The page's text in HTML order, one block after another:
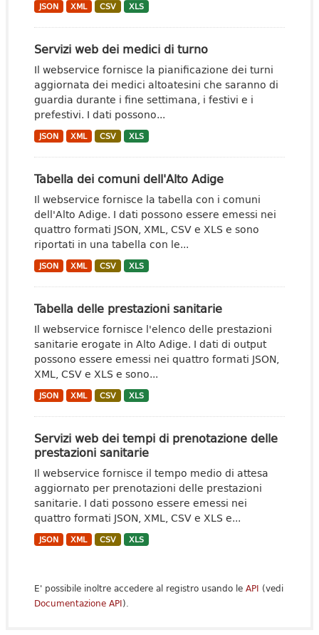
JSON XML CSV XLS
Servizi web dei medici di turno
Il webservice fornisce la pianificazione dei turni
aggiornata dei medici altoatesini che saranno di
guardia durante i fine settimana, i festivi e i
prefestivi. I dati possono...
JSON XML CSV XLS
Tabella dei comuni dell'Alto Adige
Il webservice fornisce la tabella con i comuni
dell'Alto Adige. I dati possono essere emessi nei
quattro formati JSON, XML, CSV e XLS e sono
riportati in una tabella con le...
JSON XML CSV XLS
Tabella delle prestazioni sanitarie
Il webservice fornisce l'elenco delle prestazioni
sanitarie erogate in Alto Adige. I dati di output
possono essere emessi nei quattro formati JSON,
XML, CSV e XLS e sono...
JSON XML CSV XLS
Servizi web dei tempi di prenotazione delle
prestazioni sanitarie
Il webservice fornisce il tempo medio di attesa
aggiornato per prenotazioni delle prestazioni
sanitarie. I dati possono essere emessi nei
quattro formati JSON, XML, CSV e XLS e...
JSON XML CSV XLS
E' possibile inoltre accedere al registro usando le API (vedi
Documentazione API).